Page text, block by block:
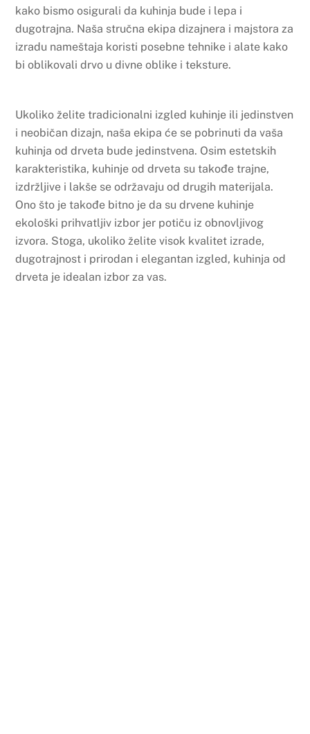
kako bismo osigurali da kuhinja bude i lepa i
dugotrajna. Naša stručna ekipa dizajnera i majstora za
izradu nameštaja koristi posebne tehnike i alate kako
bi oblikovali drvo u divne oblike i teksture.
Ukoliko želite tradicionalni izgled kuhinje ili jedinstven
i neobičan dizajn, naša ekipa će se pobrinuti da vaša
kuhinja od drveta bude jedinstvena. Osim estetskih
karakteristika, kuhinje od drveta su takođe trajne,
izdržljive i lakše se održavaju od drugih materijala.
Ono što je takođe bitno je da su drvene kuhinje
ekološki prihvatljiv izbor jer potiču iz obnovljivog
izvora. Stoga, ukoliko želite visok kvalitet izrade,
dugotrajnost i prirodan i elegantan izgled, kuhinja od
drveta je idealan izbor za vas.